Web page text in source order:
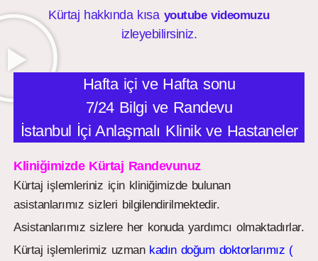
Kürtaj hakkında kısa youtube videomuzu
izleyebilirsiniz.
Hafta içi ve Hafta sonu
7/24 Bilgi ve Randevu
İstanbul İçi Anlaşmalı Klinik ve Hastaneler
Kliniğimizde Kürtaj Randevunuz
Kürtaj işlemleriniz için kliniğimizde bulunan
asistanlarımız sizleri bilgilendirilmektedir.
Asistanlarımız sizlere her konuda yardımcı olmaktadırlar.
Kürtaj işlemlerimiz uzman kadın doğum doktorlarımız (